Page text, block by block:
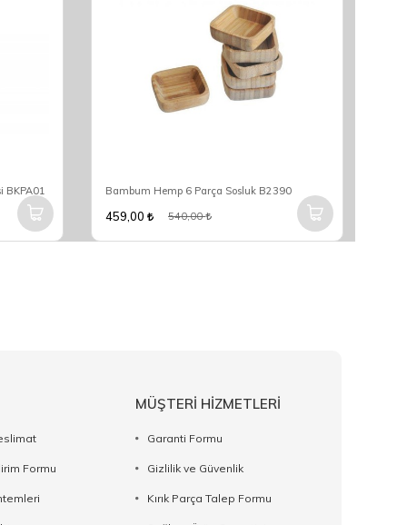
BKPA01 Bambum Hemp 6 Parça Sosluk B2390
459,00 540,00
Formu
MÜŞTERİ HİZMETLERİ
Garanti Formu
Gizlilik ve Güvenlik
Kırık Parça Talep Formu